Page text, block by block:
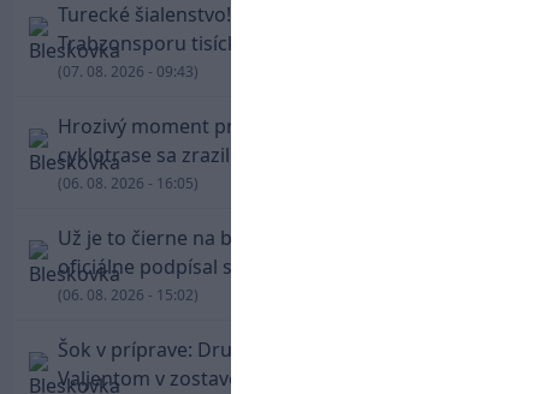
Turecké šialenstvo! Salaha vítali na štadióne
Trabzonsporu tisícky fanúšikov
(07. 08. 2026 - 09:43)
Hrozivý moment pre Zdena Cháru! Na
cyklotrase sa zrazil s bežcom
(06. 08. 2026 - 16:05)
Už je to čierne na bielom: Mohamed Salah
oficiálne podpísal s Trabzonsporom
(06. 08. 2026 - 15:02)
Šok v príprave: Druholigová Mallorca s
Valjentom v zostave zdolala PSG